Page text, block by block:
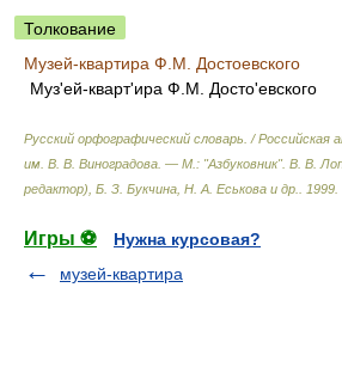
Толкование
Музей-квартира Ф.М. Достоевского
Муз'ей-кварт'ира Ф.М. Досто'евского
Русский орфографический словарь. / Российская
им. В. В. Виноградова. — М.: "Азбуковник". В. В.
редактор), Б. З. Букчина, Н. А. Еськова и др.
1999
Игры ⚽
Нужна курсовая?
музей-квартира